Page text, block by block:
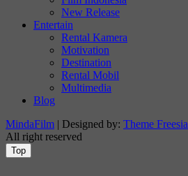
New Release
Entertain
Rental Kamera
Motivation
Destination
Rental Mobil
Multimedia
Blog
MindaFilm | Designed by: Theme Freesia
All right reserved
Top